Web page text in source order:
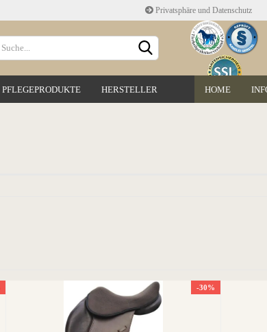
Privatsphäre und Datenschutz
Sprache auswählen
Lieferland
PFLEGEPRODUKTE HERSTELLER HOME
-30%